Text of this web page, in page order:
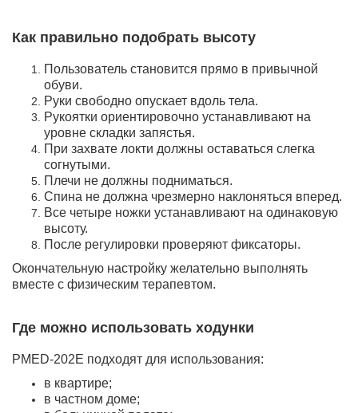
Как правильно подобрать высоту
Пользователь становится прямо в привычной
обуви.
Руки свободно опускает вдоль тела.
Рукоятки ориентировочно устанавливают на
уровне складки запястья.
При захвате локти должны оставаться слегка
согнутыми.
Плечи не должны подниматься.
Спина не должна чрезмерно наклоняться вперед.
Все четыре ножки устанавливают на одинаковую
высоту.
После регулировки проверяют фиксаторы.
Окончательную настройку желательно выполнять
вместе с физическим терапевтом.
Где можно использовать ходунки
PMED-202E подходят для использования:
в квартире;
в частном доме;